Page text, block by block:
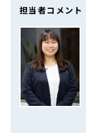
担当者コメント